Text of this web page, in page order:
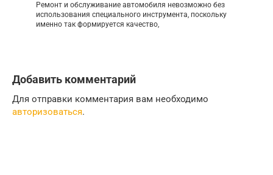
Ремонт и обслуживание автомобиля невозможно без
использования специального инструмента, поскольку
именно так формируется качество,
Добавить комментарий
Для отправки комментария вам необходимо
авторизоваться.